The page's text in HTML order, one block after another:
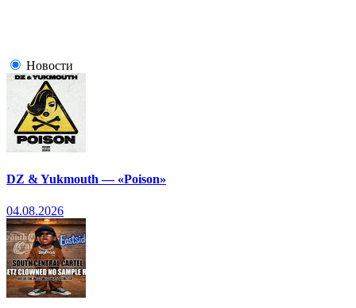
Новости
DZ & Yukmouth — «Poison»
04.08.2026